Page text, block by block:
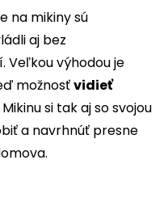
na mikiny sú
aj bez
Veľkou výhodou je
možnosťvidieť
Mikinu si tak aj so svojou
a navrhnúť presne